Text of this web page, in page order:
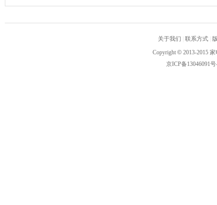
关于我们 联系方式
Copyright © 2013-2015
京ICP备13046091号